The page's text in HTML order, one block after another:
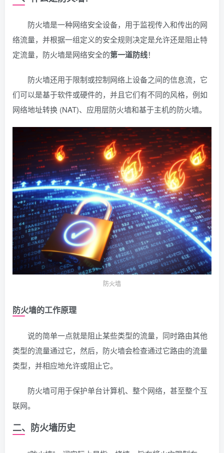
防火墙是一种网络安全设备，用于监视传入和传出的网
络流量，并根据一组定义的安全规则决定是允许还是阻止特
定流量，防火墙是网络安全的第一道防线！
防火墙还用于限制或控制网络上设备之间的信息流，它
们可以是基于软件或硬件的，并且它们有不同的风格，例如
网络地址转换 (NAT)、应用层防火墙和基于主机的防火墙。
防火墙
防火墙的工作原理
说的简单一点就是阻止某些类型的流量，同时路由其他
类型的流量通过它，然后，防火墙会检查通过它路由的流量
类型，并相应地允许或阻止它。
防火墙可用于保护单台计算机、整个网络，甚至整个互
联网。
二、防火墙历史